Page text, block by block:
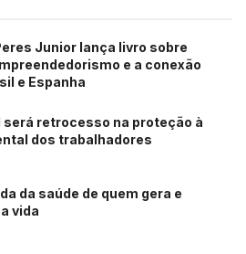
Junior lança livro sobre
e a conexão
e Espanha
será retrocesso na proteção à
dos trabalhadores
da saúde de quem gera e
vida